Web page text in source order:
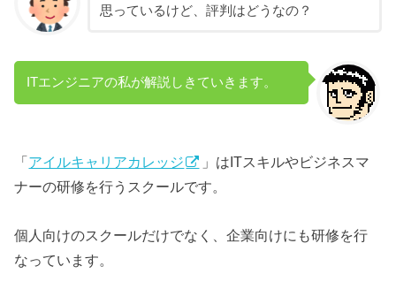
思っているけど、評判はどうなの？
ITエンジニアの私が解説しきていきます。
「 アイルキャリアカレッジ
」はITスキルやビジネスマ
ナーの研修を行うスクールです。
個人向けのスクールだけでなく、企業向けにも研修を行
なっています。